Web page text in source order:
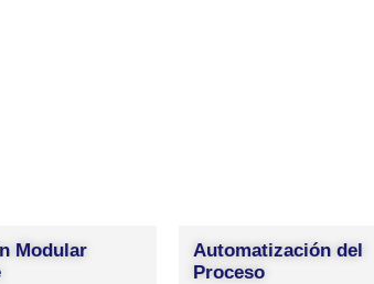
Modular
Automatización del
Proceso